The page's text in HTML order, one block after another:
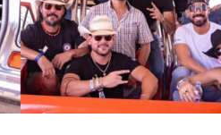
DE TELEVISÃO